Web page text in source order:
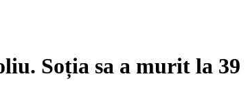
Soția sa a murit la 39